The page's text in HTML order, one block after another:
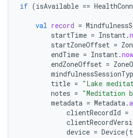
if (isAvailable ==
val record =
startTime = Instant.
startZoneOffset =
endTime = Instant.now
endZoneOffset =
title = "Lake
notes = "Meditation
metadata = Metadata.
clientRecordId =
device = Device(